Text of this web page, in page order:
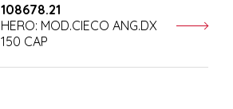
108678.21
HERO: MOD.CIECO ANG.DX
150 CAP